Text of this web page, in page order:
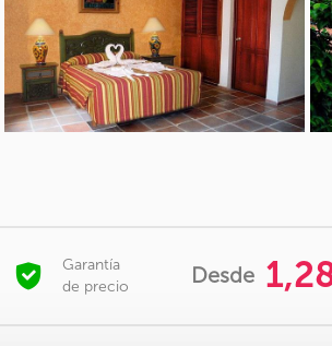
Garantía
de precio
Desde